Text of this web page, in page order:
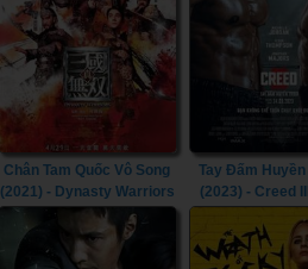
Chân Tam Quốc Vô Song
(2021) - Dynasty Warriors
(2021)
Tay Đấm Huyền
(2023) - Creed